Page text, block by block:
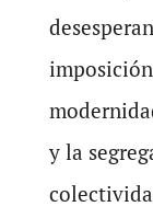
y la